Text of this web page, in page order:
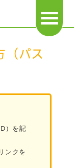
（パス
）を記
ンクを